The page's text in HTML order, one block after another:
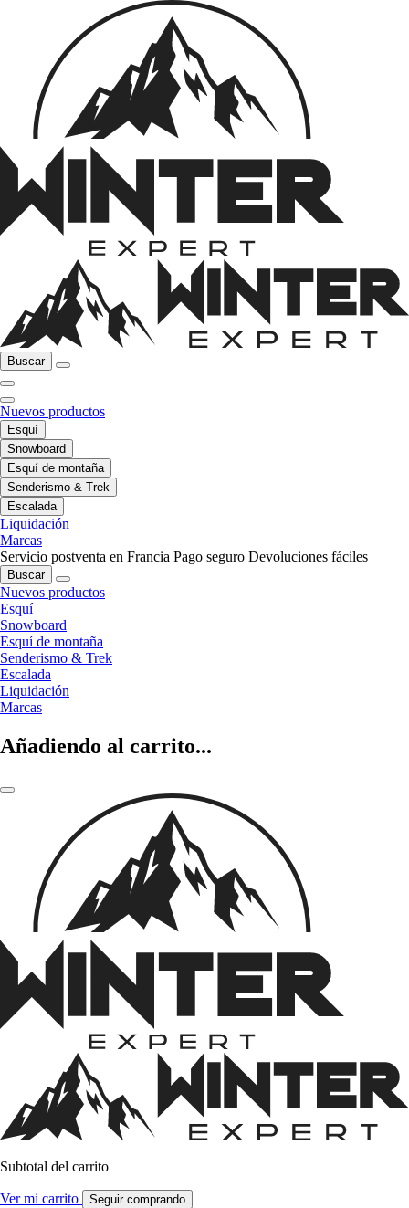
Buscar
Nuevos productos
Esquí
Snowboard
Esquí de montaña
Senderismo & Trek
Escalada
Liquidación
Marcas
Servicio postventa en Francia Pago seguro Devoluciones fáciles
Buscar
Nuevos productos
Esquí
Snowboard
Esquí de montaña
Senderismo & Trek
Escalada
Liquidación
Marcas
Añadiendo al carrito...
Subtotal del carrito
Ver mi carrito Seguir comprando